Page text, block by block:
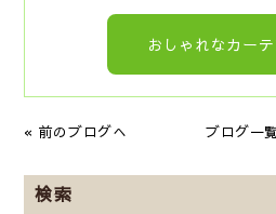
おしゃれなカー
« 前のブログへ ブログ一
検索